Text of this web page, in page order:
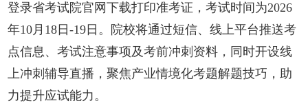
登录省考试院官网下载打印准考证，考试时间为2026
年10月18日-19日。院校将通过短信、线上平台推送考
点信息、考试注意事项及考前冲刺资料，同时开设线
上冲刺辅导直播，聚焦产业情境化考题解题技巧，助
力提升应试能力。